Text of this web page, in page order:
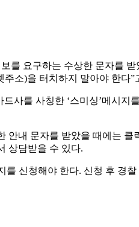
를 요구하는 수상한 문자를
소)을 터치하지 말아야 한다”
사를 사칭한 ‘스미싱’메시지
내 문자를 받았을 때에는
상담받을 수 있다.
신청해야 한다. 신청 후 경